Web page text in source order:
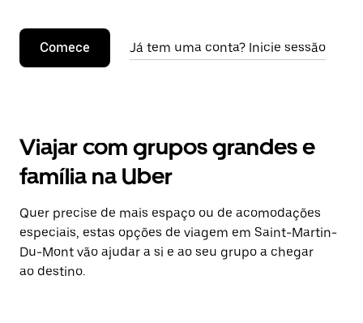
Comece Já tem uma conta? Inicie sessão
Viajar com grupos grandes e
família na Uber
Quer precise de mais espaço ou de acomodações
especiais, estas opções de viagem em Saint-Martin-
Du-Mont vão ajudar a si e ao seu grupo a chegar
ao destino.